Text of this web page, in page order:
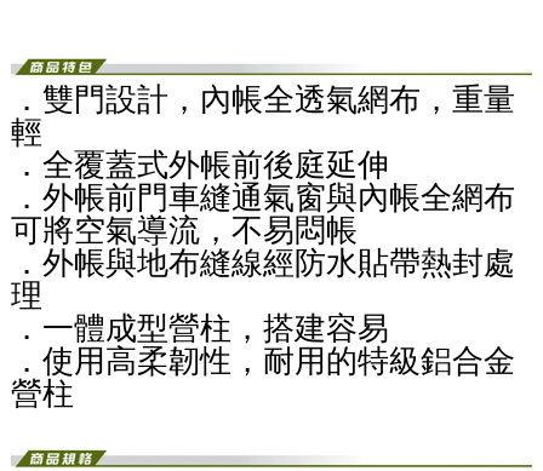
．雙門設計，內帳全透氣網布，重量
輕
．全覆蓋式外帳前後庭延伸
．外帳前門車縫通氣窗與內帳全網布
可將空氣導流，不易悶帳
．外帳與地布縫線經防水貼帶熱封處
理
．一體成型營柱，搭建容易
．使用高柔韌性，耐用的特級鋁合金
營柱